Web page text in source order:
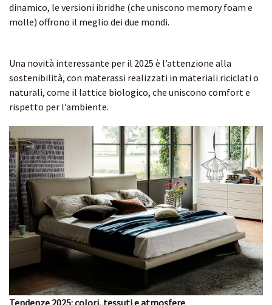
dinamico, le versioni ibridhe (che uniscono memory foam e
molle) offrono il meglio dei due mondi.
Una novità interessante per il 2025 è l’attenzione alla
sostenibilità, con materassi realizzati in materiali riciclati o
naturali, come il lattice biologico, che uniscono comfort e
rispetto per l’ambiente.
Tendenze 2025: colori, tessuti e atmosfere